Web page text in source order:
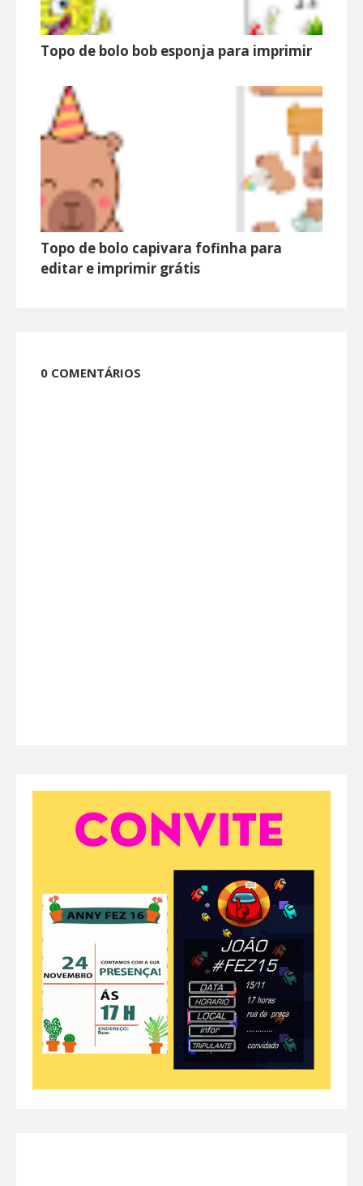
Topo de bolo bob esponja para imprimir
Topo de bolo capivara fofinha para
editar e imprimir grátis
0 COMENTÁRIOS